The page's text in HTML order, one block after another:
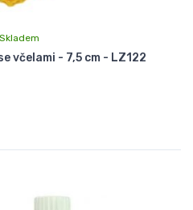
Skladem
včelami - 7,5 cm - LZ122